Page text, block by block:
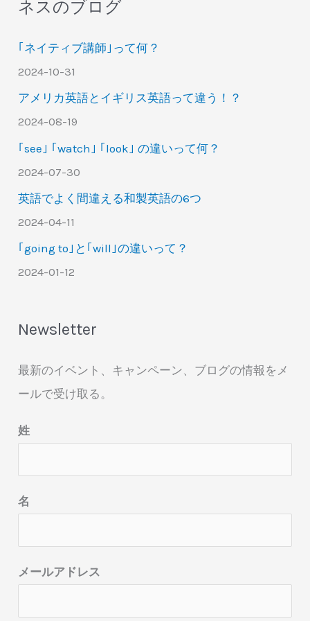
ネスのブログ
｢ネイティブ講師｣って何？
2024-10-31
アメリカ英語とイギリス英語って違う！？
2024-08-19
｢see｣ ｢watch｣ ｢look｣ の違いって何？
2024-07-30
英語でよく間違える和製英語の6つ
2024-04-11
｢going to｣と｢will｣の違いって？
2024-01-12
Newsletter
最新のイベント、キャンペーン、ブログの情報をメ
ールで受け取る。
姓
名
メールアドレス